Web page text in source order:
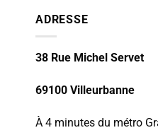
ADRESSE
38 Rue Michel Servet
69100 Villeurbanne
À 4 minutes du métro